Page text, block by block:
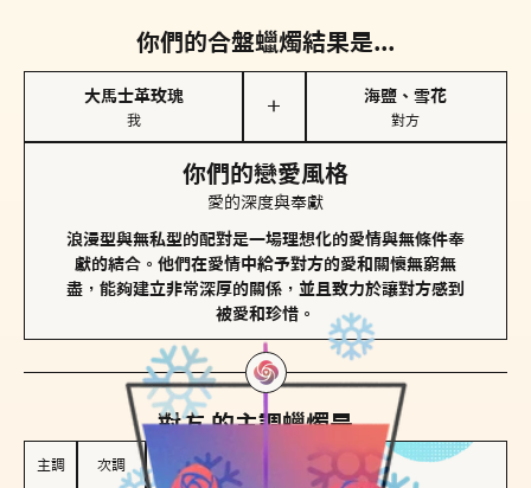
你們的合盤蠟燭結果是...
大馬士革玫瑰
我
＋
海鹽、雪花
對方
你們的戀愛風格
愛的深度與奉獻
浪漫型與無私型的配對是一場理想化的愛情與無條件奉
獻的結合。他們在愛情中給予對方的愛和關懷無窮無
盡，能夠建立非常深厚的關係，並且致力於讓對方感到
被愛和珍惜。
對方的主調蠟燭是...
主調 次調